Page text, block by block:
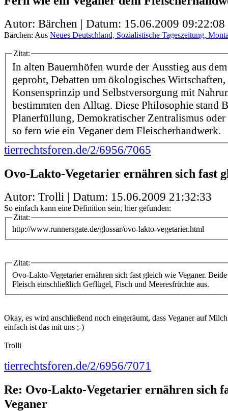
Autor: Bärchen | Datum: 15.06.2009 09:22:08
Bärchen: Aus Neues Deutschland, Sozialistische Tageszeitung,
Zitat:
In alten Bauernhöfen wurde der Ausstieg aus
geprobt, Debatten um ökologisches
Konsensprinzip und Selbstversorgung mit
bestimmten den Alltag. Diese Philosophie stand
Planerfüllung, Demokratischer Zentralismus
so fern wie ein Veganer dem Fleischerhandwerk.
tierrechtsforen.de/2/6956/7065
Ovo-Lakto-Vegetarier ernähren sich fast
Autor: Trolli | Datum: 15.06.2009 21:32:33
So einfach kann eine Definition sein, hier gefunden:
Zitat:
http://www.runnersgate.de/glossar/ovo-lakto-vegetarier.html
Zitat:
Ovo-Lakto-Vegetarier ernähren sich fast gleich wie Veganer.
Fleisch einschließlich Geflügel, Fisch und Meeresfrüchte aus.
Okay, es wird anschließend noch eingeräumt, dass Veganer auf
einfach ist das mit uns ;-)
Trolli
tierrechtsforen.de/2/6956/7071
Re: Ovo-Lakto-Vegetarier ernähren sich
Veganer